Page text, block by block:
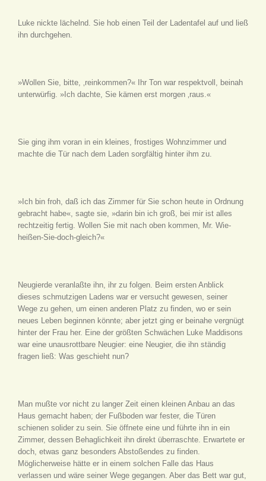
Luke nickte lächelnd. Sie hob einen Teil der Ladentafel auf und ließ
ihn durchgehen.
»Wollen Sie, bitte, ‚reinkommen?« Ihr Ton war respektvoll, beinah
unterwürfig. »Ich dachte, Sie kämen erst morgen ‚raus.«
Sie ging ihm voran in ein kleines, frostiges Wohnzimmer und
machte die Tür nach dem Laden sorgfältig hinter ihm zu.
»Ich bin froh, daß ich das Zimmer für Sie schon heute in Ordnung
gebracht habe«, sagte sie, »darin bin ich groß, bei mir ist alles
rechtzeitig fertig. Wollen Sie mit nach oben kommen, Mr. Wie-
heißen-Sie-doch-gleich?«
Neugierde veranlaßte ihn, ihr zu folgen. Beim ersten Anblick
dieses schmutzigen Ladens war er versucht gewesen, seiner
Wege zu gehen, um einen anderen Platz zu finden, wo er sein
neues Leben beginnen könnte; aber jetzt ging er beinahe vergnügt
hinter der Frau her. Eine der größten Schwächen Luke Maddisons
war eine unausrottbare Neugier: eine Neugier, die ihn ständig
fragen ließ: Was geschieht nun?
Man mußte vor nicht zu langer Zeit einen kleinen Anbau an das
Haus gemacht haben; der Fußboden war fester, die Türen
schienen solider zu sein. Sie öffnete eine und führte ihn in ein
Zimmer, dessen Behaglichkeit ihn direkt überraschte. Erwartete er
doch, etwas ganz besonders Abstoßendes zu finden.
Möglicherweise hätte er in einem solchen Falle das Haus
verlassen und wäre seiner Wege gegangen. Aber das Bett war gut,